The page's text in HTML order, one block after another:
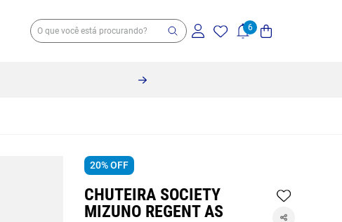
20%OFF
CHUTEIRA SOCIETY
MIZUNO REGENT AS